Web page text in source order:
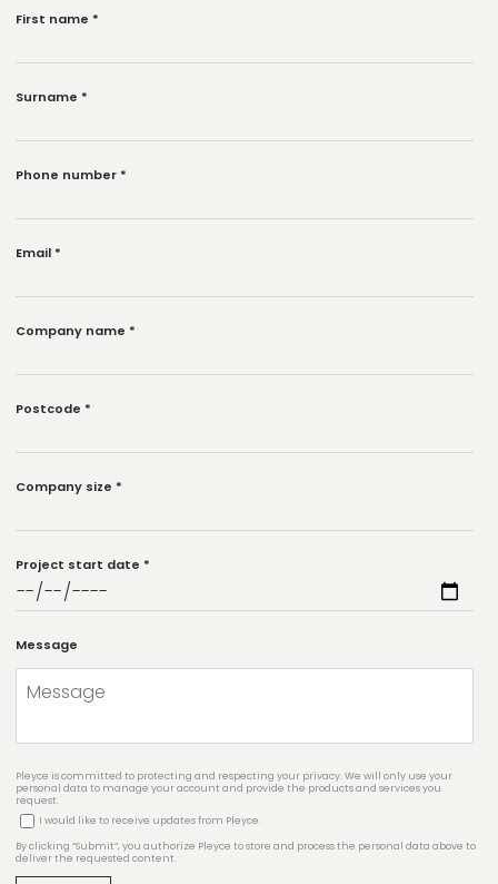
First name *
Surname *
Phone number *
Email *
Company name *
Postcode *
Company size *
Project start date *
Message
Pleyce is committed to protecting and respecting your privacy. We will only use your
personal data to manage your account and provide the products and services you
request.
I would like to receive updates from Pleyce.
By clicking “Submit”, you authorize Pleyce to store and process the personal data above to
deliver the requested content.